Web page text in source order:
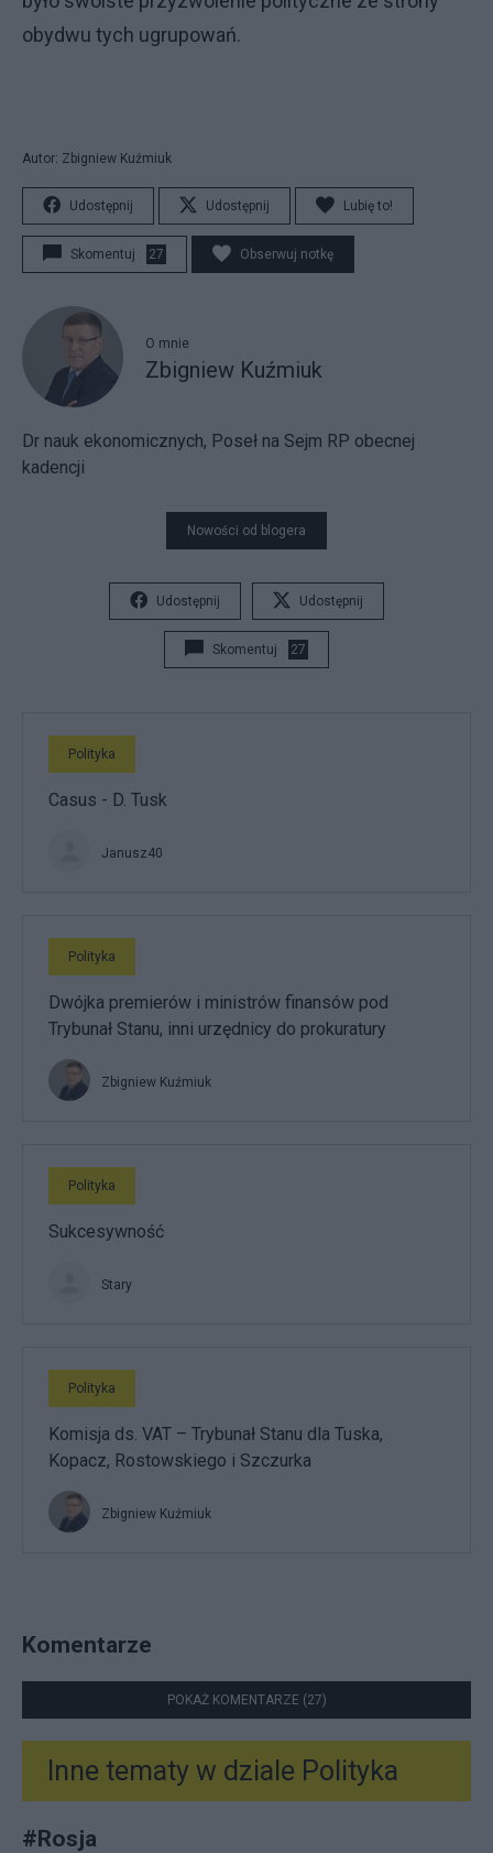
obydwu tych ugrupowań.
Autor: Zbigniew Kuźmiuk
Udostępnij Udostępnij Lubię to!
Skomentuj 27 Obserwuj notkę
O mnie
Zbigniew Kuźmiuk
Dr nauk ekonomicznych, Poseł na Sejm RP obecnej
kadencji
Nowości od blogera
Udostępnij Udostępnij
Skomentuj 27
Polityka
Casus - D. Tusk
Janusz40
Polityka
Dwójka premierów i ministrów finansów pod
Trybunał Stanu, inni urzędnicy do prokuratury
Zbigniew Kuźmiuk
Polityka
Sukcesywność
Stary
Polityka
Komisja ds. VAT – Trybunał Stanu dla Tuska,
Kopacz, Rostowskiego i Szczurka
Zbigniew Kuźmiuk
Komentarze
POKAŻ KOMENTARZE (27)
Inne tematy w dziale Polityka
#Rosja